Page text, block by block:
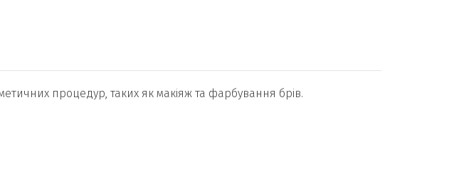
процедур, таких як макіяж та фарбування брів.